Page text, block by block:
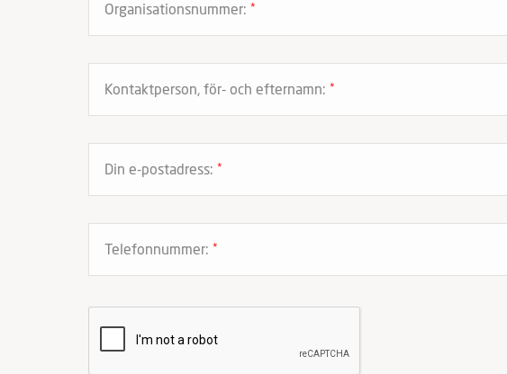
Organisationsnummer: *
Kontaktperson, för- och efternamn: *
Din e-postadress: *
Telefonnummer: *